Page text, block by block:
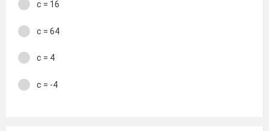
с = 16
с = 64
с = 4
с = -4